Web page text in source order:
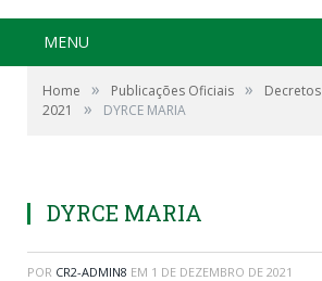
MENU
Home » Publicações Oficiais » Decretos
2021
» DYRCE MARIA
DYRCE MARIA
POR CR2-ADMIN8 EM 1 DE DEZEMBRO DE 2021